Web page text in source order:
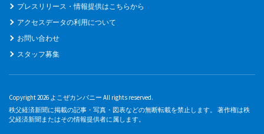
プレスリリース・情報提供はこちらから
アクセスデータの利用について
お問い合わせ
スタッフ募集
Copyright 2026 よこぜカンパニー All rights reserved.
秩父経済新聞に掲載の記事・写真・図表などの無断転載を禁止します。 著作権は秩
父経済新聞またはその情報提供者に属します。